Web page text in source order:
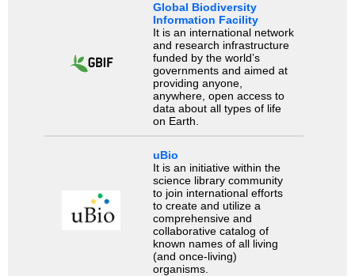
Global Biodiversity
Information Facility
It is an international network
and research infrastructure
funded by the world’s
governments and aimed at
providing anyone,
anywhere, open access to
data about all types of life
on Earth.
uBio
It is an initiative within the
science library community
to join international efforts
to create and utilize a
comprehensive and
collaborative catalog of
known names of all living
(and once-living)
organisms.